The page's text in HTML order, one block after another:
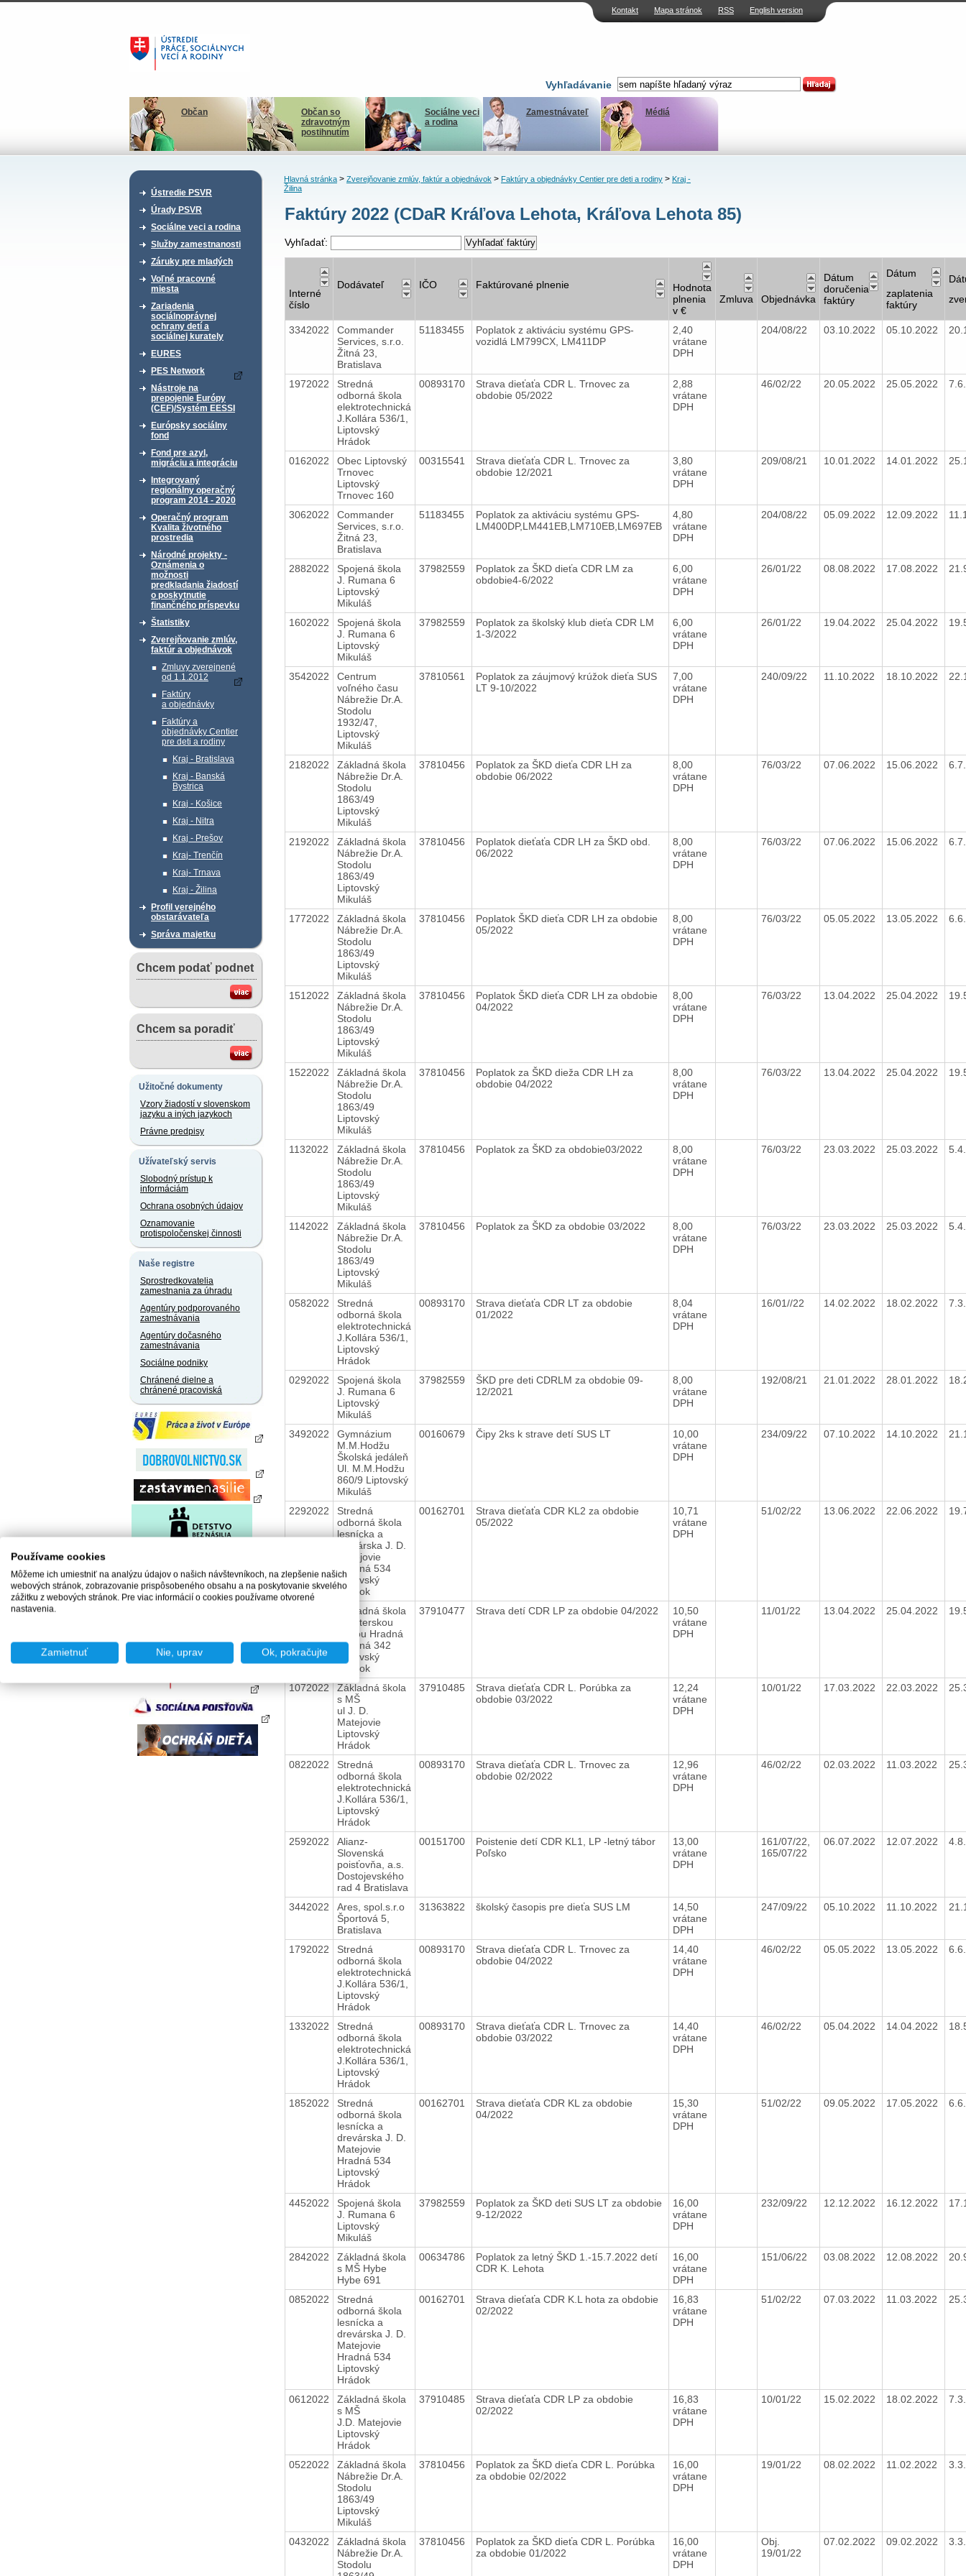
Kontakt Mapa stránok RSS English version
Vyhľadávanie
Občan
Občan so
zdravotným
postihnutím
Sociálne veci
a rodina
Zamestnávateľ Médiá
Ústredie PSVR
Úrady PSVR
Sociálne veci a rodina
Služby zamestnanosti
Záruky pre mladých
Voľné pracovné
miesta
Zariadenia
sociálnoprávnej
ochrany detí a
sociálnej kurately
EURES
PES Network
Nástroje na
prepojenie Európy
(CEF)/Systém EESSI
Európsky sociálny
fond
Fond pre azyl,
migráciu a integráciu
Integrovaný
regionálny operačný
program 2014 - 2020
Operačný program
Kvalita životného
prostredia
Národné projekty -
Oznámenia o
možnosti
predkladania žiadostí
o poskytnutie
finančného príspevku
Štatistiky
Zverejňovanie zmlúv,
faktúr a objednávok
Zmluvy zverejnené
od 1.1.2012
Faktúry
a objednávky
Faktúry a
objednávky Centier
pre deti a rodiny
Kraj - Bratislava
Kraj - Banská
Bystrica
Kraj - Košice
Kraj - Nitra
Kraj - Prešov
Kraj- Trenčín
Kraj- Trnava
Kraj - Žilina
Profil verejného
obstarávateľa
Správa majetku
Chcem podať podnet
Chcem sa poradiť
Užitočné dokumenty
Vzory žiadostí v slovenskom
jazyku a iných jazykoch
Právne predpisy
Užívateľský servis
Slobodný prístup k
informáciám
Ochrana osobných údajov
Oznamovanie
protispoločenskej činnosti
Naše registre
Sprostredkovatelia
zamestnania za úhradu
Agentúry podporovaného
zamestnávania
Agentúry dočasného
zamestnávania
Sociálne podniky
Chránené dielne a
chránené pracoviská
Hlavná stránka> Zverejňovanie zmlúv, faktúr a objednávok> Faktúry a objednávky Centier pre deti a rodiny> Kraj -
Žilina
Faktúry 2022 (CDaR Kráľova Lehota, Kráľova Lehota 85)
Vyhľadať:
Interné
číslo
Dodávateľ IČO Faktúrované plnenie
Hodnota
plnenia
v €
Zmluva Objednávka
Dátum
doručenia
faktúry
Dátum
zaplatenia
faktúry
3342022
Commander
Services, s.r.o.
Žitná 23,
Bratislava
51183455
Poplatok z aktiváciu systému GPS-
vozidlá LM799CX, LM411DP
2,40
vrátane
DPH
204/08/22 03.10.2022 05.10.2022
1972022
Stredná
odborná škola
elektrotechnická
J.Kollára 536/1,
Liptovský
Hrádok
00893170
Strava dieťaťa CDR L. Trnovec za
obdobie 05/2022
2,88
vrátane
DPH
46/02/22 20.05.2022 25.05.2022
0162022
Obec Liptovský
Trnovec
Liptovský
Trnovec 160
00315541
Strava dieťaťa CDR L. Trnovec za
obdobie 12/2021
3,80
vrátane
DPH
209/08/21 10.01.2022 14.01.2022
3062022
Commander
Services, s.r.o.
Žitná 23,
Bratislava
51183455
Poplatok za aktiváciu systému GPS-
LM400DP,LM441EB,LM710EB,LM697EB
4,80
vrátane
DPH
204/08/22 05.09.2022 12.09.2022
2882022
Spojená škola
J. Rumana 6
Liptovský
Mikuláš
37982559
Poplatok za ŠKD dieťa CDR LM za
obdobie4-6/2022
6,00
vrátane
DPH
26/01/22 08.08.2022 17.08.2022
1602022
Spojená škola
J. Rumana 6
Liptovský
Mikuláš
37982559
Poplatok za školský klub dieťa CDR LM
1-3/2022
6,00
vrátane
DPH
26/01/22 19.04.2022 25.04.2022
3542022
Centrum
voľného času
Nábrežie Dr.A.
Stodolu
1932/47,
Liptovský
Mikuláš
37810561
Poplatok za záujmový krúžok dieťa SUS
LT 9-10/2022
7,00
vrátane
DPH
240/09/22 11.10.2022 18.10.2022
2182022
Základná škola
Nábrežie Dr.A.
Stodolu
1863/49
Liptovský
Mikuláš
37810456
Poplatok za ŠKD dieťa CDR LH za
obdobie 06/2022
8,00
vrátane
DPH
76/03/22 07.06.2022 15.06.2022
2192022
Základná škola
Nábrežie Dr.A.
Stodolu
1863/49
Liptovský
Mikuláš
37810456
Poplatok dieťaťa CDR LH za ŠKD obd.
06/2022
8,00
vrátane
DPH
76/03/22 07.06.2022 15.06.2022
1772022
Základná škola
Nábrežie Dr.A.
Stodolu
1863/49
Liptovský
Mikuláš
37810456
Poplatok ŠKD dieťa CDR LH za obdobie
05/2022
8,00
vrátane
DPH
76/03/22 05.05.2022 13.05.2022
1512022
Základná škola
Nábrežie Dr.A.
Stodolu
1863/49
Liptovský
Mikuláš
37810456
Poplatok ŠKD dieťa CDR LH za obdobie
04/2022
8,00
vrátane
DPH
76/03/22 13.04.2022 25.04.2022
1522022
Základná škola
Nábrežie Dr.A.
Stodolu
1863/49
Liptovský
Mikuláš
37810456
Poplatok za ŠKD dieža CDR LH za
obdobie 04/2022
8,00
vrátane
DPH
76/03/22 13.04.2022 25.04.2022
1132022
Základná škola
Nábrežie Dr.A.
Stodolu
1863/49
Liptovský
Mikuláš
37810456 Poplatok za ŠKD za obdobie03/2022
8,00
vrátane
DPH
76/03/22 23.03.2022 25.03.2022
1142022
Základná škola
Nábrežie Dr.A.
Stodolu
1863/49
Liptovský
Mikuláš
37810456 Poplatok za ŠKD za obdobie 03/2022
8,00
vrátane
DPH
76/03/22 23.03.2022 25.03.2022
0582022
Stredná
odborná škola
elektrotechnická
J.Kollára 536/1,
Liptovský
Hrádok
00893170
Strava dieťaťa CDR LT za obdobie
01/2022
8,04
vrátane
DPH
16/01//22 14.02.2022 18.02.2022
0292022
Spojená škola
J. Rumana 6
Liptovský
Mikuláš
37982559
ŠKD pre deti CDRLM za obdobie 09-
12/2021
8,00
vrátane
DPH
192/08/21 21.01.2022 28.01.2022
3492022
Gymnázium
M.M.Hodžu
Školská jedáleň
Ul. M.M.Hodžu
860/9 Liptovský
Mikuláš
00160679 Čipy 2ks k strave detí SUS LT
10,00
vrátane
DPH
234/09/22 07.10.2022 14.10.2022
2292022
Stredná
odborná škola
lesnícka a
drevárska J. D.
Matejovie
Hradná 534
Liptovský
Hrádok
00162701
Strava dieťaťa CDR KL2 za obdobie
05/2022
10,71
vrátane
DPH
51/02/22 13.06.2022 22.06.2022
Základná škola
s materskou
školou Hradná
Hradná 342
Liptovský
Hrádok
37910477 Strava detí CDR LP za obdobie 04/2022
10,50
vrátane
DPH
11/01/22 13.04.2022 25.04.2022
1072022
Základná škola
s MŠ
ul J. D.
Matejovie
Liptovský
Hrádok
37910485
Strava dieťaťa CDR L. Porúbka za
obdobie 03/2022
12,24
vrátane
DPH
10/01/22 17.03.2022 22.03.2022
0822022
Stredná
odborná škola
elektrotechnická
J.Kollára 536/1,
Liptovský
Hrádok
00893170
Strava dieťaťa CDR L. Trnovec za
obdobie 02/2022
12,96
vrátane
DPH
46/02/22 02.03.2022 11.03.2022
2592022
Alianz-
Slovenská
poisťovňa, a.s.
Dostojevského
rad 4 Bratislava
00151700
Poistenie detí CDR KL1, LP -letný tábor
Poľsko
13,00
vrátane
DPH
161/07/22,
165/07/22
06.07.2022 12.07.2022
3442022
Ares, spol.s.r.o
Športová 5,
Bratislava
31363822 školský časopis pre dieťa SUS LM
14,50
vrátane
DPH
247/09/22 05.10.2022 11.10.2022
1792022
Stredná
odborná škola
elektrotechnická
J.Kollára 536/1,
Liptovský
Hrádok
00893170
Strava dieťaťa CDR L. Trnovec za
obdobie 04/2022
14,40
vrátane
DPH
46/02/22 05.05.2022 13.05.2022
1332022
Stredná
odborná škola
elektrotechnická
J.Kollára 536/1,
Liptovský
Hrádok
00893170
Strava dieťaťa CDR L. Trnovec za
obdobie 03/2022
14,40
vrátane
DPH
46/02/22 05.04.2022 14.04.2022
1852022
Stredná
odborná škola
lesnícka a
drevárska J. D.
Matejovie
Hradná 534
Liptovský
Hrádok
00162701
Strava dieťaťa CDR KL za obdobie
04/2022
15,30
vrátane
DPH
51/02/22 09.05.2022 17.05.2022
4452022
Spojená škola
J. Rumana 6
Liptovský
Mikuláš
37982559
Poplatok za ŠKD deti SUS LT za obdobie
9-12/2022
16,00
vrátane
DPH
232/09/22 12.12.2022 16.12.2022
2842022
Základná škola
s MŠ Hybe
Hybe 691
00634786
Poplatok za letný ŠKD 1.-15.7.2022 detí
CDR K. Lehota
16,00
vrátane
DPH
151/06/22 03.08.2022 12.08.2022
0852022
Stredná
odborná škola
lesnícka a
drevárska J. D.
Matejovie
Hradná 534
Liptovský
Hrádok
00162701
Strava dieťaťa CDR K.L hota za obdobie
02/2022
16,83
vrátane
DPH
51/02/22 07.03.2022 11.03.2022
0612022
Základná škola
s MŠ
J.D. Matejovie
Liptovský
Hrádok
37910485
Strava dieťaťa CDR LP za obdobie
02/2022
16,83
vrátane
DPH
10/01/22 15.02.2022 18.02.2022
0522022
Základná škola
Nábrežie Dr.A.
Stodolu
1863/49
Liptovský
Mikuláš
37810456
Poplatok za ŠKD dieťa CDR L. Porúbka
za obdobie 02/2022
16,00
vrátane
DPH
19/01/22 08.02.2022 11.02.2022
0432022
Základná škola
Nábrežie Dr.A.
Stodolu
37810456
Poplatok za ŠKD dieťa CDR L. Porúbka
za obdobie 01/2022
16,00
vrátane
DPH
Obj.
19/01/22
07.02.2022 09.02.2022
Používame cookies
Môžeme ich umiestniť na analýzu údajov o našich návštevníkoch, na zlepšenie našich
webových stránok, zobrazovanie prispôsobeného obsahu a na poskytovanie skvelého
zážitku z webových stránok. Pre viac informácií o cookies používame otvorené
nastavenia.
Zamietnuť Nie, uprav Ok, pokračujte